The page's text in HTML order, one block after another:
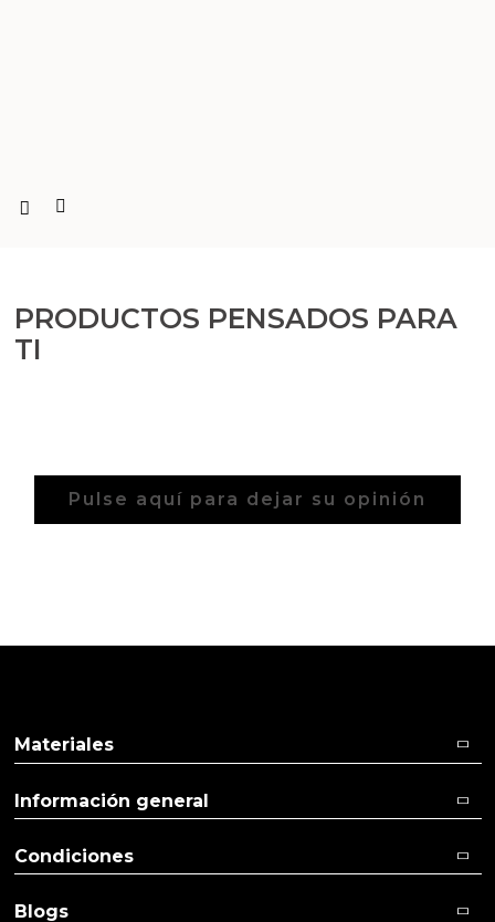
PRODUCTOS PENSADOS PARA
TI
Pulse aquí para dejar su opinión
Materiales
Información general
Condiciones
Blogs